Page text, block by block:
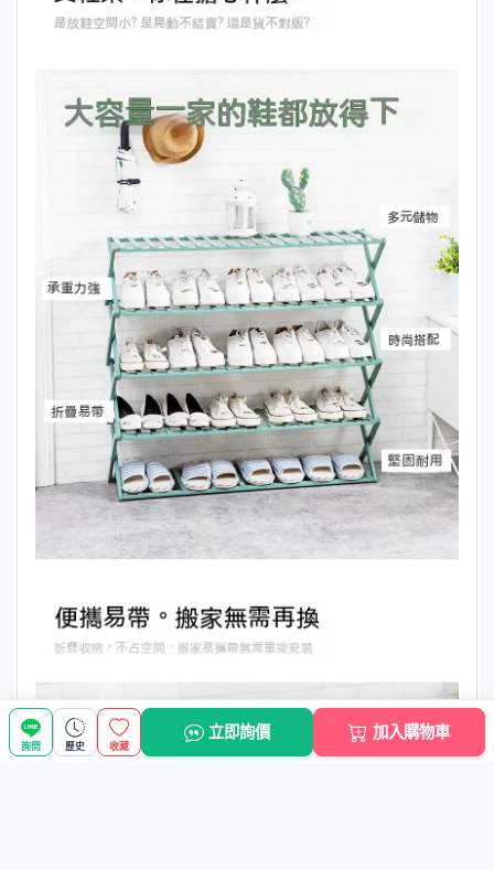
詢問 歷史 收藏
立即詢價 加入購物車